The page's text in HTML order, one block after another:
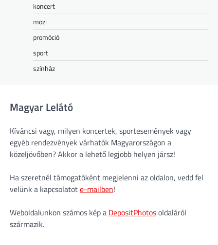
koncert
mozi
promóció
sport
színház
Magyar Lelátó
Kíváncsi vagy, milyen koncertek, sportesemények vagy
egyéb rendezvények várhatók Magyarországon a
közeljövőben? Akkor a lehető legjobb helyen jársz!
Ha szeretnél támogatóként megjelenni az oldalon, vedd fel
velünk a kapcsolatote-mailben!
Weboldalunkon számos kép a DepositPhotosoldaláról
származik.